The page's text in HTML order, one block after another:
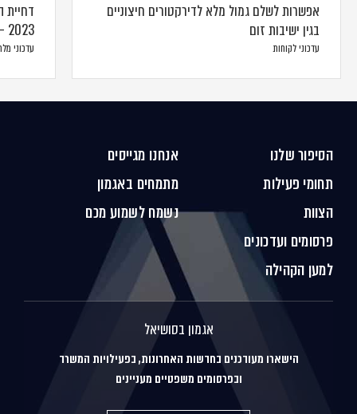
אפשרות לשלם גמול מלא לדירקטורים חיצוניים
בגין ישיבות זום
עדכוני לקוחות
דחיית
2023 – מלחמת "חרבות ברזל"
עדכוני
הסיפור שלנו
תחומי פעילות
הצוות
פרסומים ועדכונים
למען הקהילה
אנחנו מגייסים
מתמחים באגמון
נשמח לשמוע מכם
אגמון בסושיאל
הישארו מעודכנים בחדשות האחרונות, בפעילויות המשרד
ובפרסומים משפטיים מעניינים